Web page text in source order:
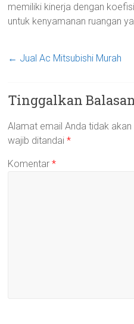
memiliki kinerja dengan
untuk kenyamanan ruangan
← Jual Ac Mitsubishi Murah
Tinggalkan
Alamat email Anda tidak akan
wajib ditandai*
Komentar*